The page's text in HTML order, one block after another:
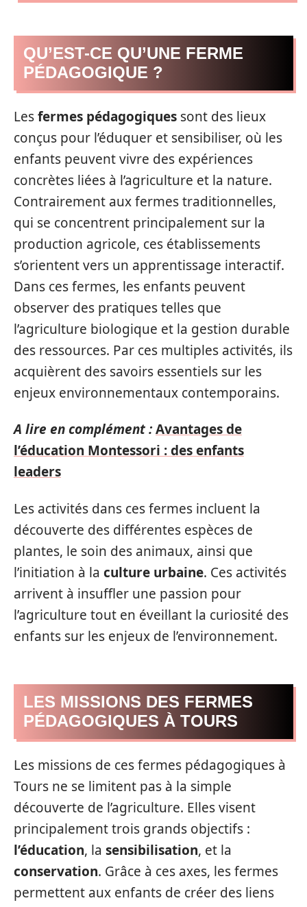
QU’EST-CE QU’UNE FERME
PÉDAGOGIQUE ?
Lesfermes pédagogiques sont des lieux
conçus pour l’éduquer et sensibiliser, où les
enfants peuvent vivre des expériences
concrètes liées à l’agriculture et la nature.
Contrairement aux fermes traditionnelles,
qui se concentrent principalement sur la
production agricole, ces établissements
s’orientent vers un apprentissage interactif.
Dans ces fermes, les enfants peuvent
observer des pratiques telles que
l’agriculture biologique et la gestion durable
des ressources. Par ces multiples activités, ils
acquièrent des savoirs essentiels sur les
enjeux environnementaux contemporains.
A lire en complément :Avantages de
l’éducation Montessori : des enfants
leaders
Les activités dans ces fermes incluent la
découverte des différentes espèces de
plantes, le soin des animaux, ainsi que
l’initiation à la culture urbaine. Ces activités
arrivent à insuffler une passion pour
l’agriculture tout en éveillant la curiosité des
enfants sur les enjeux de l’environnement.
LES MISSIONS DES FERMES
PÉDAGOGIQUES À TOURS
Les missions de ces fermes pédagogiques à
Tours ne se limitent pas à la simple
découverte de l’agriculture. Elles visent
principalement trois grands objectifs :
l’éducation, la sensibilisation, et la
conservation. Grâce à ces axes, les fermes
permettent aux enfants de créer des liens